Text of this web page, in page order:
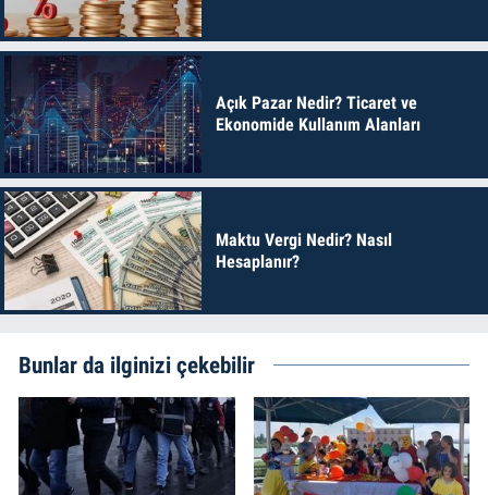
Açık Pazar Nedir? Ticaret ve
Ekonomide Kullanım Alanları
Maktu Vergi Nedir? Nasıl
Hesaplanır?
Bunlar da ilginizi çekebilir